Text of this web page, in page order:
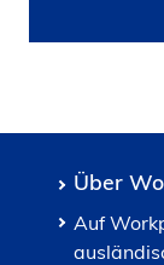
Über
Auf